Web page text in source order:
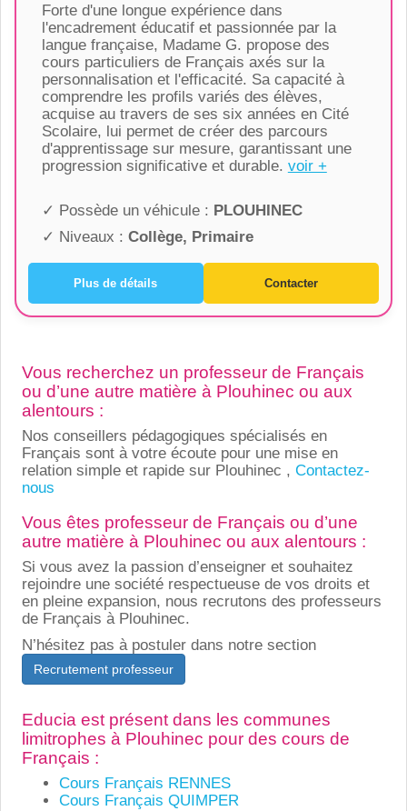
Forte d'une longue expérience dans
l'encadrement éducatif et passionnée par la
langue française, Madame G. propose des
cours particuliers de Français axés sur la
personnalisation et l'efficacité. Sa capacité à
comprendre les profils variés des élèves,
acquise au travers de ses six années en Cité
Scolaire, lui permet de créer des parcours
d'apprentissage sur mesure, garantissant une
progression significative et durable. voir +
✓ Possède un véhicule : PLOUHINEC
✓ Niveaux : Collège, Primaire
Plus de détails Contacter
Vous recherchez un professeur de Français
ou d’une autre matière à Plouhinec ou aux
alentours :
Nos conseillers pédagogiques spécialisés en
Français sont à votre écoute pour une mise en
relation simple et rapide sur Plouhinec , Contactez-
nous
Vous êtes professeur de Français ou d’une
autre matière à Plouhinec ou aux alentours :
Si vous avez la passion d’enseigner et souhaitez
rejoindre une société respectueuse de vos droits et
en pleine expansion, nous recrutons des professeurs
de Français à Plouhinec.
N’hésitez pas à postuler dans notre section
Recrutement professeur
Educia est présent dans les communes
limitrophes à Plouhinec pour des cours de
Français :
Cours Français RENNES
Cours Français QUIMPER